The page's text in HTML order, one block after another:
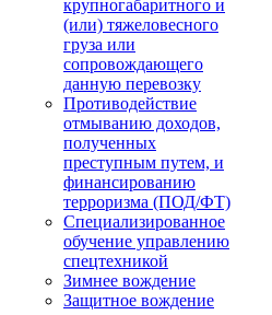
крупногабаритного и
(или) тяжеловесного
груза или
сопровождающего
данную перевозку
Противодействие
отмыванию доходов,
полученных
преступным путем, и
финансированию
терроризма (ПОД/ФТ)
Специализированное
обучение управлению
спецтехникой
Зимнее вождение
Защитное вождение